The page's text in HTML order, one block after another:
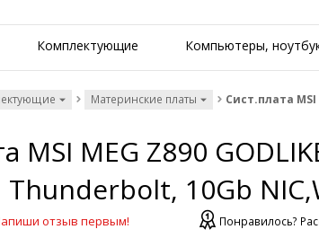
Комплектующие Компьютеры,
Материнские платы Сист.плата MSI
MSI MEG Z890
Thunderbolt, 10Gb
отзыв первым! Понравилось?